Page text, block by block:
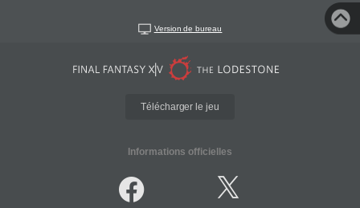
Version de bureau
Télécharger le jeu
Informations officielles